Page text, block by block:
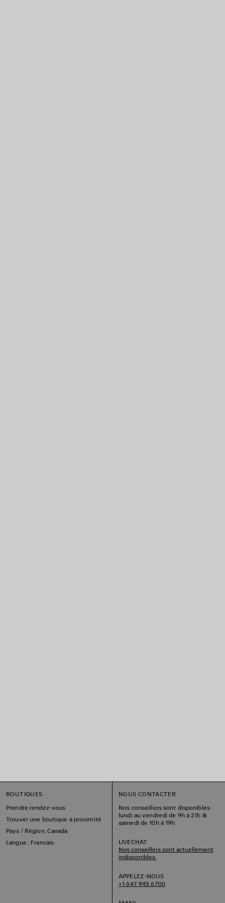
BOUTIQUES
Prendre rendez-vous
Trouver une boutique à proximité
Pays / Région: Canada
Langue : Français
NOUS CONTACTER
Nos conseillers sont disponibles
lundi au vendredi de 9h à 21h &
samedi de 10h à 19h
LIVECHAT
Nos conseillers sont actuellement
indisponibles.
APPELEZ-NOUS
+1 647 945 6700